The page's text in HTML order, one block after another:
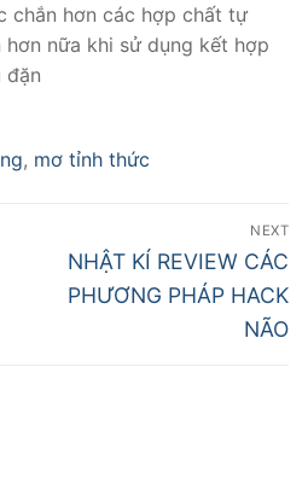
chắn hơn các hợp chất tự
hơn nữa khi sử dụng kết hợp
đặn
, mơ tỉnh thức
NEXT
NHẬT KÍ REVIEW CÁC
PHƯƠNG PHÁP HACK
NÃO